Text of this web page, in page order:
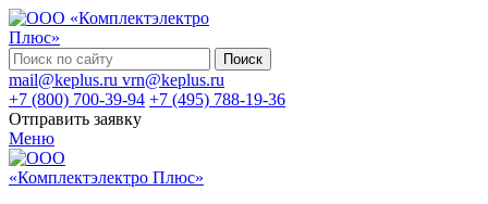
Поиск
mail@keplus.ru vrn@keplus.ru
+7 (800) 700-39-94 +7 (495) 788-19-36
Отправить заявку
Меню